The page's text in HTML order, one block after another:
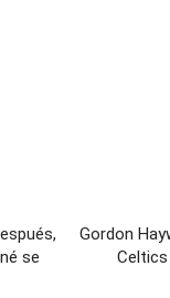
se
Gordon
Celtics